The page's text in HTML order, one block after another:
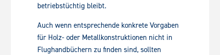
betriebstüchtig bleibt.
Auch wenn entsprechende konkrete Vorgaben
für Holz- oder Metallkonstruktionen nicht in
Flughandbüchern zu finden sind, sollten